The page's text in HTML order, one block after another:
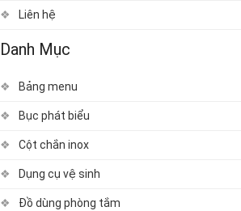
Liên hệ
Danh Mục
Bảng menu
Bục phát biểu
Cột chắn inox
Dụng cụ vệ sinh
Đồ dùng phòng tắm